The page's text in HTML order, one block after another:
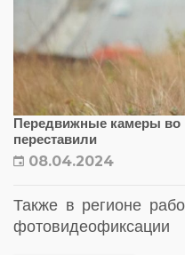
Передвижные камеры во
переставили
08.04.2024
Также в регионе
фотовидеофиксации